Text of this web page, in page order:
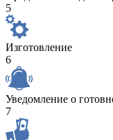
5
Изготовление
6
Уведомление о
7